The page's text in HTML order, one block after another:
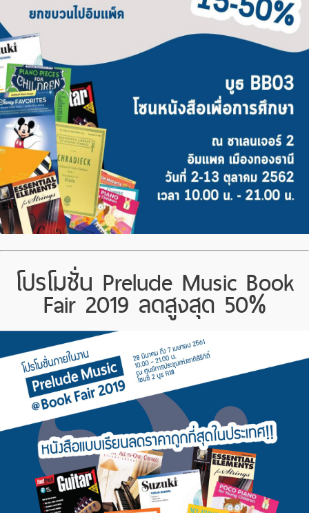
โปรโมชั่น Prelude Music Book
Fair 2019 ลดสูงสุด 50%